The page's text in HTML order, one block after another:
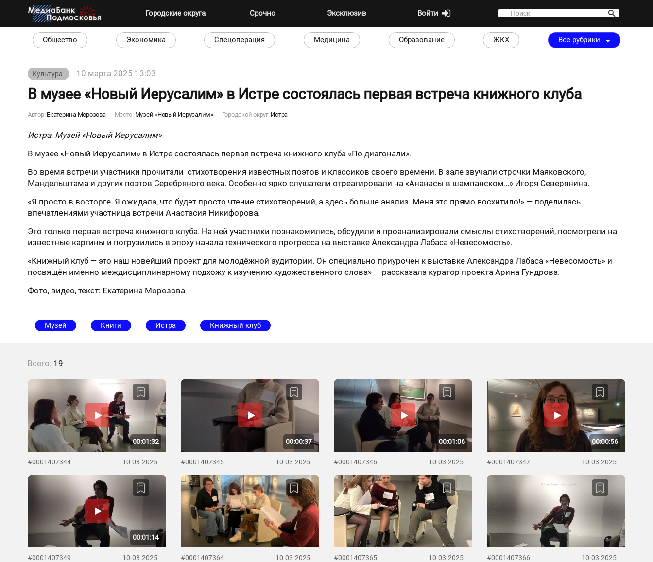
Городские округа Срочно Эксклюзив Войти
Общество Экономика Спецоперация Медицина Образование ЖКХ Все рубрики
Культура 10 марта 2025 13:03
В музее «Новый Иерусалим» в Истре состоялась первая встреча книжного клуба
Автор: Екатерина Морозова Место: Музей «Новый Иерусалим» Городской округ: Истра
Истра. Музей «Новый Иерусалим»
В музее «Новый Иерусалим» в Истре состоялась первая встреча книжного клуба «По диагонали».
Во время встречи участники прочитали стихотворения известных поэтов и классиков своего времени. В зале звучали строчки Маяковского,
Мандельштама и других поэтов Серебряного века. Особенно ярко слушатели отреагировали на «Ананасы в шампанском…» Игоря Северянина.
«Я просто в восторге. Я ожидала, что будет просто чтение стихотворений, а здесь больше анализ. Меня это прямо восхитило!» — поделилась
впечатлениями участница встречи Анастасия Никифорова.
Это только первая встреча книжного клуба. На ней участники познакомились, обсудили и проанализировали смыслы стихотворений, посмотрели на
известные картины и погрузились в эпоху начала технического прогресса на выставке Александра Лабаса «Невесомость».
«Книжный клуб — это наш новейший проект для молодёжной аудитории. Он специально приурочен к выставке Александра Лабаса «Невесомость» и
посвящён именно междисциплинарному подхожу к изучению художественного слова» — рассказала куратор проекта Арина Гундрова.
Фото, видео, текст: Екатерина Морозова
Музей Книги Истра Книжный клуб
Всего: 19
00:01:32
#0001407344 10-03-2025
00:00:37
#0001407345 10-03-2025
00:01:06
#0001407346 10-03-2025
00:00:56
#0001407347 10-03-2025
00:01:14
#0001407349 10-03-2025 #0001407364 10-03-2025 #0001407365 10-03-2025 #0001407366 10-03-2025